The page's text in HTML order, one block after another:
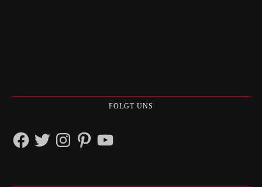
FOLGT UNS
FacebookTwitterInstagramPinterestYouTube